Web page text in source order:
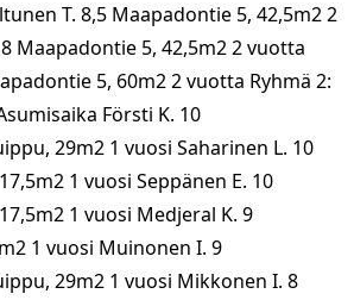
T. 8,5 Maapadontie 5, 42,5m2 2
Maapadontie 5, 42,5m2 2 vuotta
5, 60m2 2 vuotta Ryhmä 2:
Försti K. 10
29m2 1 vuosi Saharinen L. 10
1 vuosi Seppänen E. 10
1 vuosi Medjeral K. 9
1 vuosi Muinonen I. 9
29m2 1 vuosi Mikkonen I. 8